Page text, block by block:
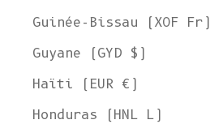
Guinée-Bissau (XOF Fr)
Guyane (GYD $)
Haïti (EUR €)
Honduras (HNL L)